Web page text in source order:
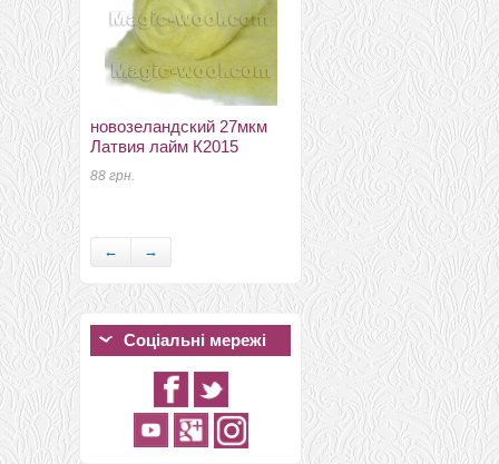
новозеландский 27мкм
Латвия лайм К2015
88 грн.
новозеландский 27мкм
Латвия туманно-голубой
К6007
44 грн.
← →
Соціальні мережі